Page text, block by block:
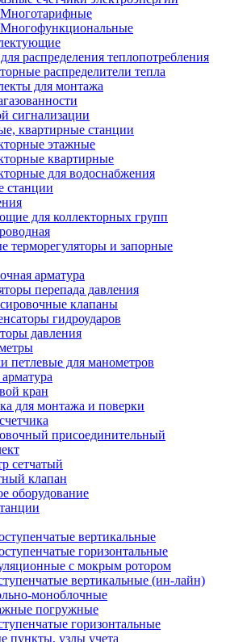
Многотарифные
Многофункциональные
распределения теплопотребления
распределители тепла
для монтажа
сигнализации
квартирные станции
этажные
квартирные
для водоснабжения
станции
для коллекторных групп
терморегуляторы и запорные
арматура
перепада давления
клапаны
гидроударов
давления
петлевые для манометров
кран
для монтажа и поверки
присоединительный
сетчатый
клапан
оборудование
вертикальные
горизонтальные
с мокрым ротором
вертикальные (ин-лайн)
моноблочные
погружные
горизонтальные
пункты, узлы учета